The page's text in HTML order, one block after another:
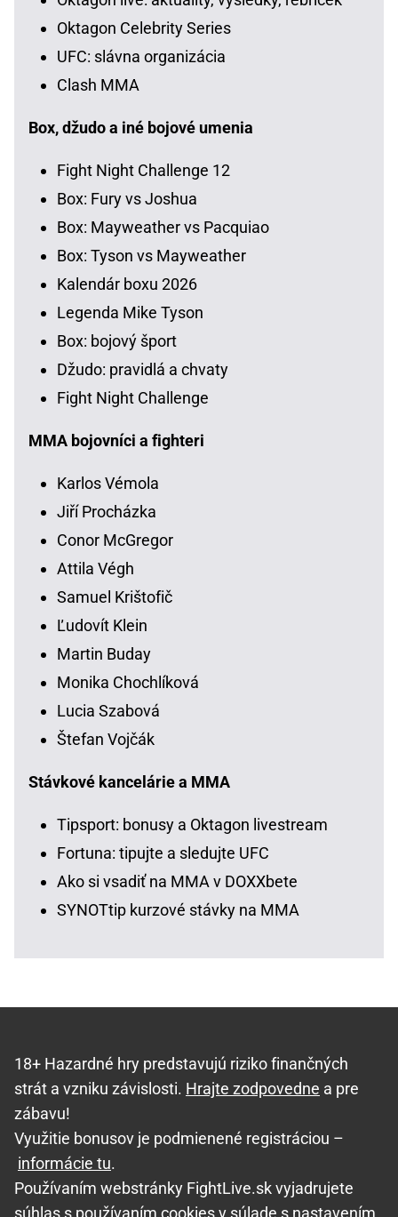
Oktagon Celebrity Series
UFC: slávna organizácia
Clash MMA
Box, džudo a iné bojové umenia
Fight Night Challenge 12
Box: Fury vs Joshua
Box: Mayweather vs Pacquiao
Box: Tyson vs Mayweather
Kalendár boxu 2026
Legenda Mike Tyson
Box: bojový šport
Džudo: pravidlá a chvaty
Fight Night Challenge
MMA bojovníci a fighteri
Karlos Vémola
Jiří Procházka
Conor McGregor
Attila Végh
Samuel Krištofič
Ľudovít Klein
Martin Buday
Monika Chochlíková
Lucia Szabová
Štefan Vojčák
Stávkové kancelárie a MMA
Tipsport: bonusy a Oktagon livestream
Fortuna: tipujte a sledujte UFC
Ako si vsadiť na MMA v DOXXbete
SYNOTtip kurzové stávky na MMA
18+ Hazardné hry predstavujú riziko finančných
strát a vzniku závislosti. Hrajte zodpovedne a pre
zábavu!
Využitie bonusov je podmienené registráciou –
informácie tu.
Používaním webstránky FightLive.sk vyjadrujete